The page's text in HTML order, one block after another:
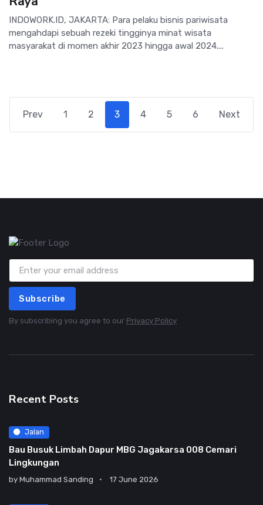
INDOWORK.ID, JAKARTA: Para pelaku bisnis pariwisata
mengahdapi sebuah rezeki tingginya minat wisata
masyarakat di momen akhir 2023 hingga awal 2024....
Prev 1 2 3 4 5 6 Next
Subscribe
By subscribing you agree to our Privacy Policy
Recent Posts
Jalan
Bau Busuk Limbah Dapur MBG Jagakarsa 008 Cemari
Lingkungan
by Muhammad Sanding 17 June 2026